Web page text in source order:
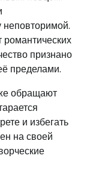
неповторимой.
признано
пределами.
обращают
и избегать
на своей